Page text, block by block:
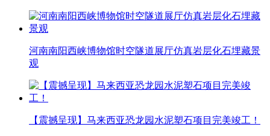
河南南阳西峡博物馆时空隧道展厅仿真岩层化石埋藏景
观
【震撼呈现】马来西亚恐龙园水泥塑石项目完美竣工！